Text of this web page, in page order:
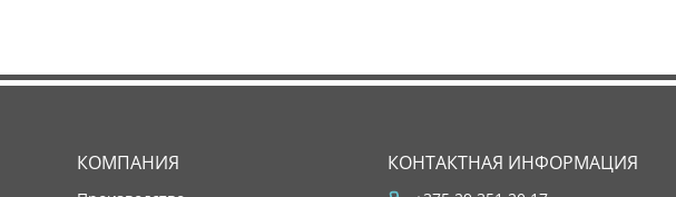
КОМПАНИЯ КОНТАКТНАЯ ИНФОРМАЦИЯ